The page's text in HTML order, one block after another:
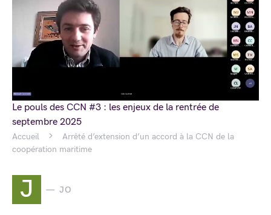
Accueil
Arrêté d’extension d’un accord à la CCN de la
coopération maritime
J JO
Le pouls des CCN #3 : les enjeux de la rentrée de
septembre 2025